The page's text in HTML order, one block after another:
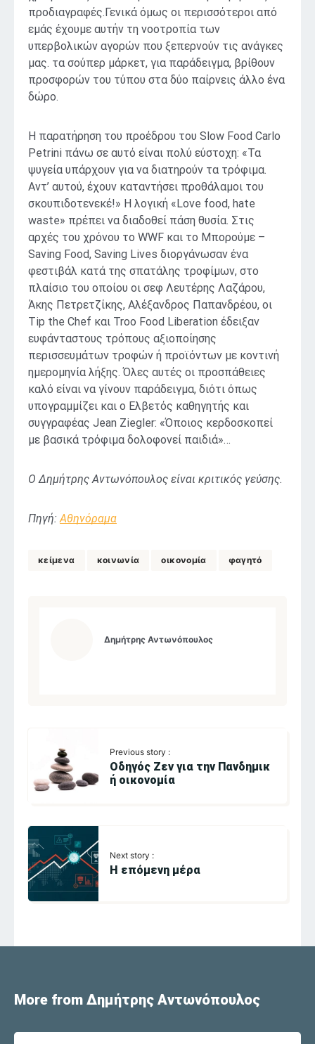
προδιαγραφές.Γενικά­ όμως οι περισσότεροι από
εμάς έχουμε αυτήν τη νοοτροπία των
υπερβολικών αγορών που ξεπερνούν τις ανάγκες
μας. τα σούπερ μάρκετ, για παράδειγμα, βρίθουν
προσφορών του τύπου στα δύο παίρνεις άλλο ένα
δώρο.
Η παρατήρηση του προέδρου του Slow Food Carlo
Petrini πάνω σε αυτό είναι πολύ εύστοχη: «Τα
ψυγεία υπάρχουν για να διατηρούν τα τρόφιμα.
Αντ’ αυτού, έχουν καταντήσει προθάλαμοι του
σκουπιδοτενεκέ!» Η λογική «Love food, hate
waste» πρέπει να διαδοθεί πάση θυσία. Στις
αρχές του χρόνου το WWF και το Μπορούμε –
Saving Food, Saving Lives διοργάνωσαν ένα
φεστιβάλ κατά της σπατάλης τροφίμων, στο
πλαίσιο του οποίου οι σεφ Λευτέρης Λαζάρου,
Άκης Πετρετζίκης, Αλέξανδρος Παπανδρέου, οι
Tip the Chef και Troo Food Liberation έδειξαν
ευφάνταστους τρόπους αξιοποίησης
περισσευμάτων τροφών ή προϊόντων με κοντινή
ημερομηνία λήξης. Όλες αυτές οι προσπάθειες
καλό είναι να γίνουν παράδειγμα, διότι όπως
υπογραμμίζει και ο Ελβετός καθηγητής και
συγγραφέας Jean Ziegler: «Όποιος κερδοσκοπεί
με βασικά τρόφιμα δολοφονεί παιδιά»…
Ο Δημήτρης Αντωνόπουλος είναι κριτικός γεύσης.
Πηγή:Αθηνόραμα
κείμενα κοινωνία οικονομία φαγητό
Δημήτρης Αντωνόπουλος
Previous story :
Οδηγός Ζεν για την Πανδημικ
ή οικονομία
Next story :
Η επόμενη μέρα
More from Δημήτρης Αντωνόπουλος